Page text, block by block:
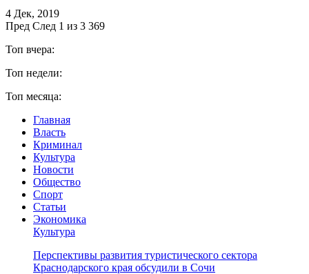
4 Дек, 2019
Пред След 1 из 3 369
Топ вчера:
Топ недели:
Топ месяца:
Главная
Власть
Криминал
Культура
Новости
Общество
Спорт
Статьи
Экономика
Культура
Перспективы развития туристического сектора
Краснодарского края обсудили в Сочи